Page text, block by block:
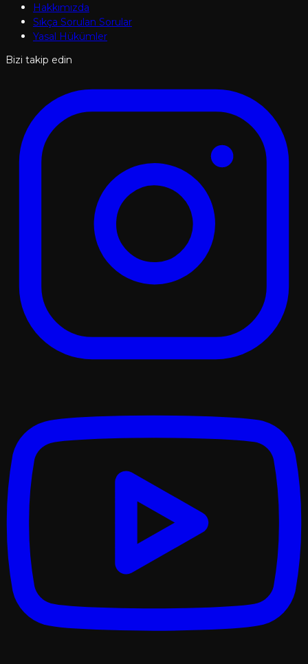
Hakkımızda
Sıkça Sorulan Sorular
Yasal Hükümler
Bizi takip edin